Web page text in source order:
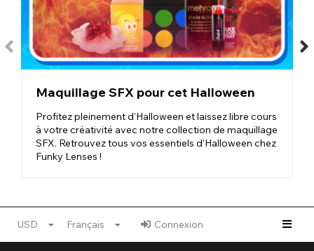
Maquillage SFX pour cet Halloween
Profitez pleinement d'Halloween et laissez libre cours
à votre créativité avec notre collection de maquillage
SFX. Retrouvez tous vos essentiels d'Halloween chez
Funky Lenses !
USD Français Connexion